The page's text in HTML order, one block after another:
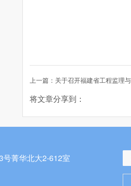
将文章分享到：
菁华北大2-612室